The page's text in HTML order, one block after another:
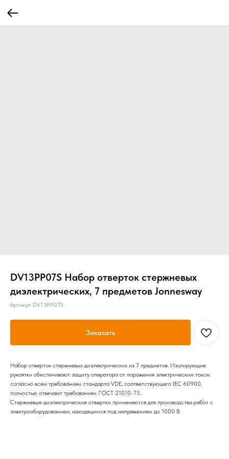
DV13PP07S Набор отверток стержневых
диэлектрических, 7 предметов Jonnesway
Артикул: DV13PP07S
Заказать
Набор отверток стержневых диэлектрических из 7 предметов. Изолирующие
рукоятки обеспечивают защиту оператора от поражения электрическим током
согласно всем требованиям стандарта VDE, соответствующего IEC 60900,
полностью отвечают требованиям ГОСТ 21010-75.
Стержневые диэлектрические отвертки применяются для производства работ с
электрооборудованием, находящимся под напряжением до 1000 В.